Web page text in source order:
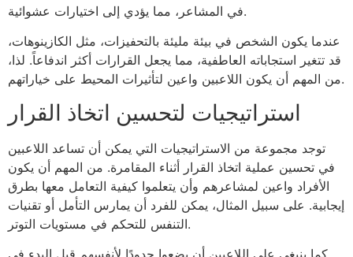
في المشاعر، مما يؤدي إلى اختيارات عشوائية.
عندما يكون الشخص في بيئة مليئة بالتحفيزات، مثل الكازينوهات،
قد تتغير استجاباته العاطفية، مما يجعل القرارات أكثر اندفاعاً. لذا،
من المهم أن يكون اللاعبين واعين لتأثيرات المحيط على خياراتهم.
استراتيجيات لتحسين اتخاذ القرار
توجد مجموعة من الاستراتيجيات التي يمكن أن تساعد اللاعبين
في تحسين عملية اتخاذ القرار أثناء المقامرة. من المهم أن يكون
الأفراد واعين لمشاعرهم وأن يتعلموا كيفية التعامل معها بطرق
إيجابية. على سبيل المثال، يمكن للفرد أن يمارس التأمل أو تقنيات
التنفس للتحكم في مستويات التوتر.